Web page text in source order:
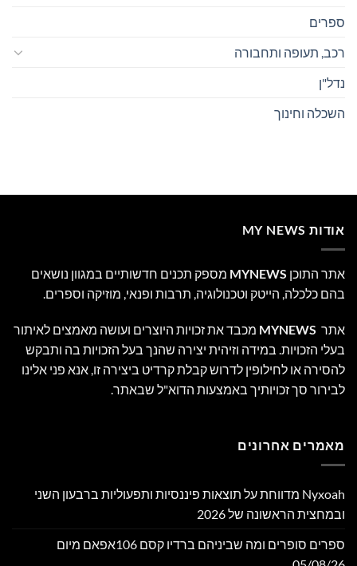
ספרים
רכב, תעופה ותחבורה
נדל"ן
השכלה וחינוך
אודות MY NEWS
אתר התוכן MYNEWS מספק תכנים חדשותיים במגוון נושאים
בהם כלכלה, הייטק וטכנולוגיה, תרבות ופנאי, מוזיקה וספרים.
אתר MYNEWS מכבד את זכויות היוצרים ועושה מאמצים לאיתור
בעלי הזכויות. במידה וזיהית יצירה שהנך בעל הזכויות בה ותבקש
להסירה או לחילופין לדרוש קבלת קרדיט ביצירה זו, אנא פני אלינו
לבירור סך זכויותיך באמצעות הדוא"ל שבאתר.
מאמרים אחרונים
Nyxoah מדווחת על תוצאות פיננסיות ותפעוליות ברבעון השני
ובמחצית הראשונה של 2026
ספרים סופרים ומה שביניהם ברדיו קסם 106אפאם מיום